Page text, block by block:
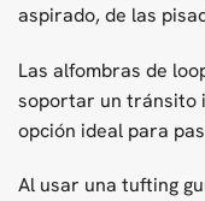
aspirado, de las
Las alfombras de
soportar un tránsito
opción ideal para
Al usar una tufting